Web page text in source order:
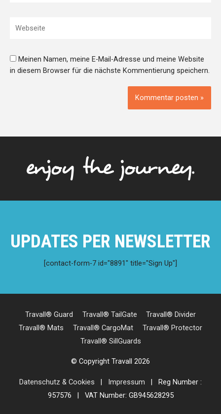
Meinen Namen, meine E-Mail-Adresse und meine Website
in diesem Browser für die nächste Kommentierung speichern.
UPDATES PER NEWSLETTER
[contact-form-7 id="8891" title="Sign Up"]
Travall® Guard Travall® TailGate
Travall® Divider
Travall® Mats
Travall® CargoMat
Travall® Protector
Travall® SillGuards
© Copyright Travall 2026
Datenschutz & Cookies | Impressum | Reg Number :
957576 | VAT Number: GB945628295